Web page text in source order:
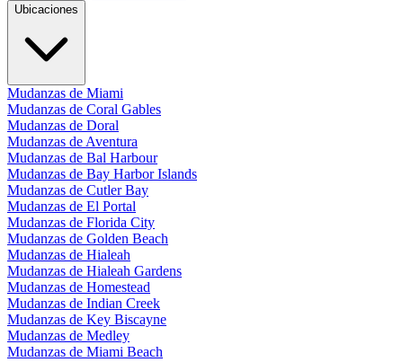
Ubicaciones
Mudanzas de Miami
Mudanzas de Coral Gables
Mudanzas de Doral
Mudanzas de Aventura
Mudanzas de Bal Harbour
Mudanzas de Bay Harbor Islands
Mudanzas de Cutler Bay
Mudanzas de El Portal
Mudanzas de Florida City
Mudanzas de Golden Beach
Mudanzas de Hialeah
Mudanzas de Hialeah Gardens
Mudanzas de Homestead
Mudanzas de Indian Creek
Mudanzas de Key Biscayne
Mudanzas de Medley
Mudanzas de Miami Beach